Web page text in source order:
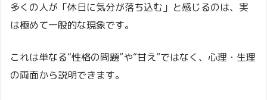
多くの人が「休日に気分が落ち込む」と感じるのは、実
は極めて一般的な現象です。
これは単なる“性格の問題”や“甘え”ではなく、心理・生理
の両面から説明できます。